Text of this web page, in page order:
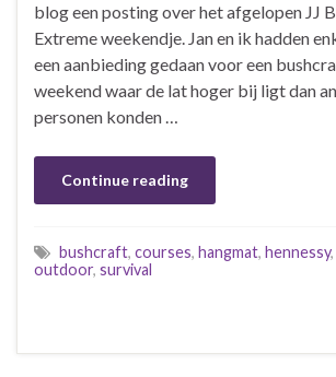
blog een posting over het afgelopen JJ
Extreme weekendje. Jan en ik hadden
een aanbieding gedaan voor een
weekend waar de lat hoger bij ligt dan
personen konden …
Continue reading
bushcraft, courses, hangmat, hennessy,
outdoor, survival